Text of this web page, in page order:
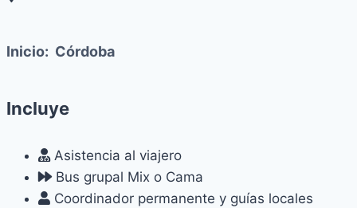
Inicio: Córdoba
Incluye
Asistencia al viajero
Bus grupal Mix o Cama
Coordinador permanente y guías locales